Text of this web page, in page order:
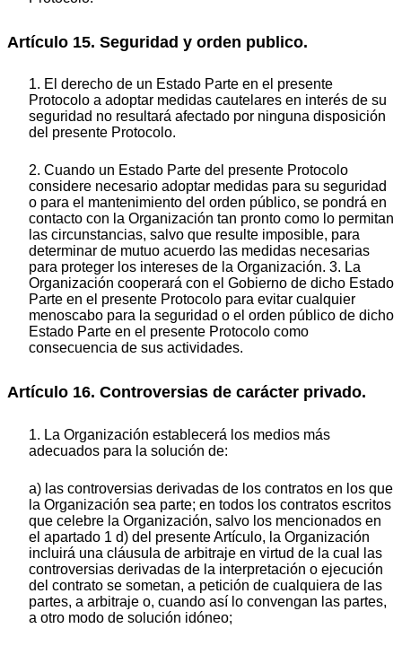
Artículo 15. Seguridad y orden publico.
1. El derecho de un Estado Parte en el presente
Protocolo a adoptar medidas cautelares en interés de su
seguridad no resultará afectado por ninguna disposición
del presente Protocolo.
2. Cuando un Estado Parte del presente Protocolo
considere necesario adoptar medidas para su seguridad
o para el mantenimiento del orden público, se pondrá en
contacto con la Organización tan pronto como lo permitan
las circunstancias, salvo que resulte imposible, para
determinar de mutuo acuerdo las medidas necesarias
para proteger los intereses de la Organización. 3. La
Organización cooperará con el Gobierno de dicho Estado
Parte en el presente Protocolo para evitar cualquier
menoscabo para la seguridad o el orden público de dicho
Estado Parte en el presente Protocolo como
consecuencia de sus actividades.
Artículo 16. Controversias de carácter privado.
1. La Organización establecerá los medios más
adecuados para la solución de:
a) las controversias derivadas de los contratos en los que
la Organización sea parte; en todos los contratos escritos
que celebre la Organización, salvo los mencionados en
el apartado 1 d) del presente Artículo, la Organización
incluirá una cláusula de arbitraje en virtud de la cual las
controversias derivadas de la interpretación o ejecución
del contrato se sometan, a petición de cualquiera de las
partes, a arbitraje o, cuando así lo convengan las partes,
a otro modo de solución idóneo;